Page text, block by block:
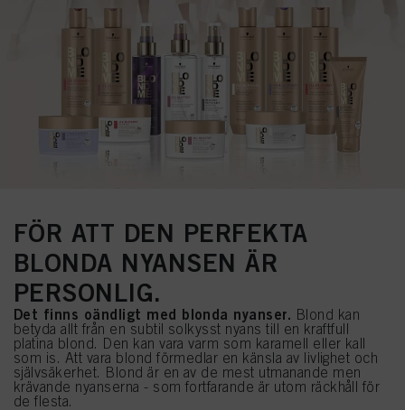
FÖR ATT DEN PERFEKTA
BLONDA NYANSEN ÄR
PERSONLIG.
Det finns oändligt med blonda nyanser. Blond kan
betyda allt från en subtil solkysst nyans till en kraftfull
platina blond. Den kan vara varm som karamell eller kall
som is. Att vara blond förmedlar en känsla av livlighet och
självsäkerhet. Blond är en av de mest utmanande men
krävande nyanserna - som fortfarande är utom räckhåll för
de flesta.